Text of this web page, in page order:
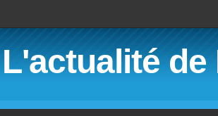
L'actualité de